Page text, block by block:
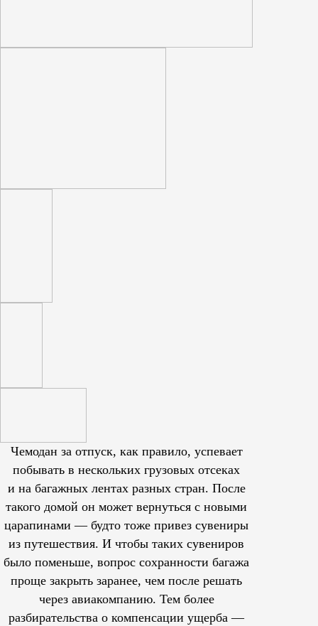
Чемодан за отпуск, как правило, успевает
побывать в нескольких грузовых отсеках
и на багажных лентах разных стран. После
такого домой он может вернуться с новыми
царапинами — будто тоже привез сувениры
из путешествия. И чтобы таких сувениров
было поменьше, вопрос сохранности багажа
проще закрыть заранее, чем после решать
через авиакомпанию. Тем более
разбирательства о компенсации ущерба —